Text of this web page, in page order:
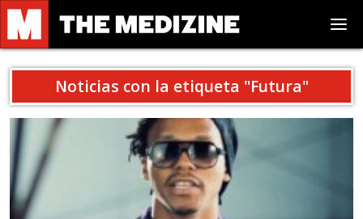
Noticias con la etiqueta "Futura"